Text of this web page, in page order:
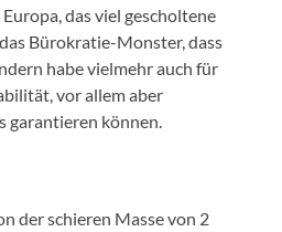
das viel gescholtene
Bürokratie-Monster, dass
habe vielmehr auch für
vor allem aber
garantieren können.
der schieren Masse von 2